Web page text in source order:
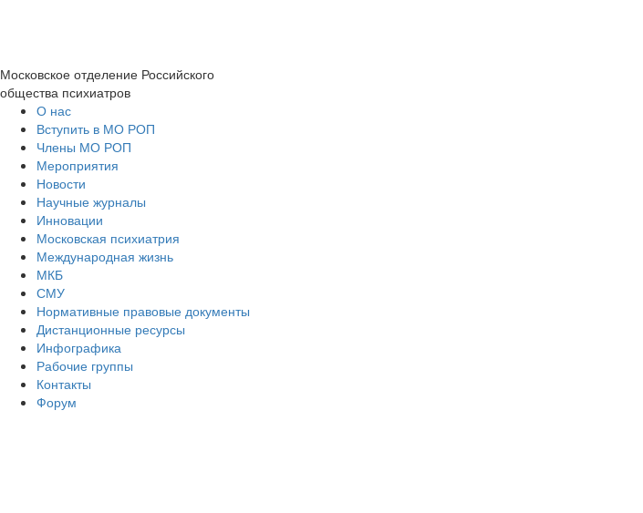
Московское отделение Российского
общества психиатров
О нас
Вступить в МО РОП
Члены МО РОП
Мероприятия
Новости
Научные журналы
Инновации
Московская психиатрия
Международная жизнь
МКБ
СМУ
Нормативные правовые документы
Дистанционные ресурсы
Инфографика
Рабочие группы
Контакты
Форум